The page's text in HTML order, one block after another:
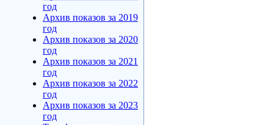
год
Архив показов за 2019
год
Архив показов за 2020
год
Архив показов за 2021
год
Архив показов за 2022
год
Архив показов за 2023
год